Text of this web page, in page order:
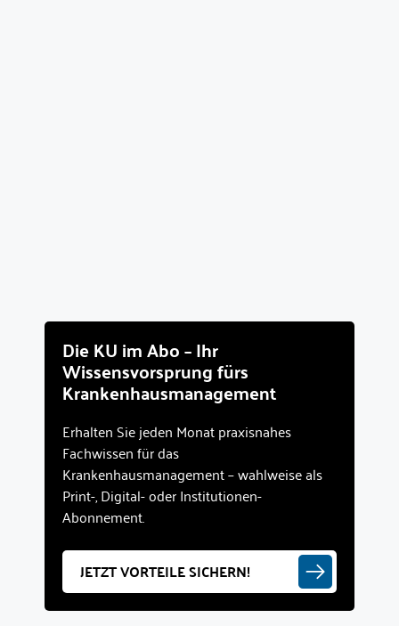
Die KU im Abo – Ihr
Wissensvorsprung fürs
Krankenhausmanagement
Erhalten Sie jeden Monat praxisnahes
Fachwissen für das
Krankenhausmanagement – wahlweise als
Print-, Digital- oder Institutionen-
Abonnement.
JETZT VORTEILE SICHERN!